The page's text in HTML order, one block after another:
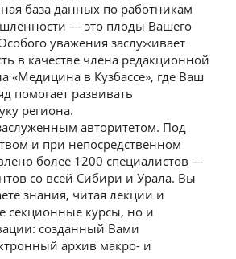
база данных по работникам
— это плоды Вашего
уважения заслуживает
в качестве члена редакционной
«Медицина в Кузбассе», где Ваш
помогает развивать
региона.
авторитетом. Под
и при непосредственном
более 1200 специалистов —
со всей Сибири и Урала. Вы
знания, читая лекции и
секционные курсы, но и
созданный Вами
архив макро- и